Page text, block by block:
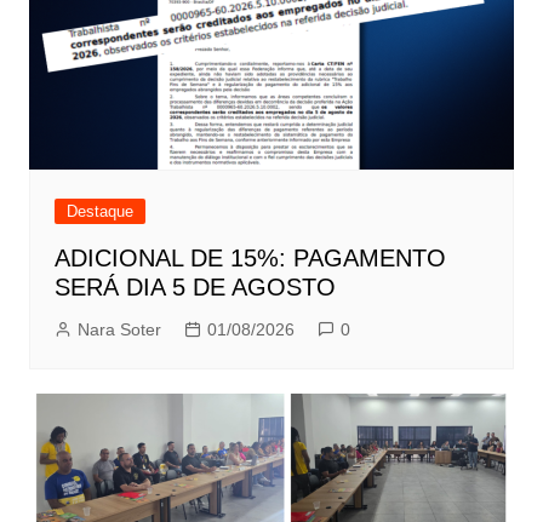
Destaque
ADICIONAL DE 15%: PAGAMENTO
SERÁ DIA 5 DE AGOSTO
Nara Soter 01/08/2026 0